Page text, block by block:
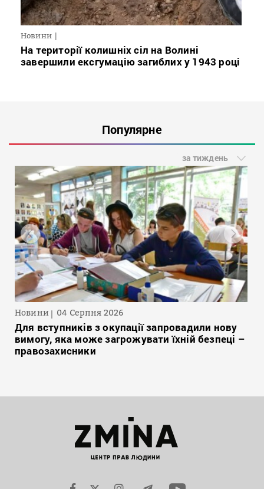
Новини
На території колишніх сіл на Волині
завершили ексгумацію загиблих у 1943 році
Популярне
за тиждень
Новини 04 Серпня 2026
Для вступників з окупації запровадили нову
вимогу, яка може загрожувати їхній безпеці –
правозахисники